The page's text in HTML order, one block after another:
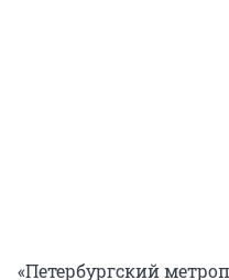
«Петербургский